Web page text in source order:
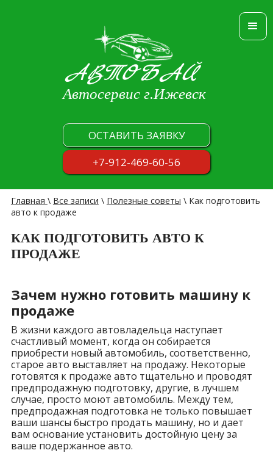
АВТОБАЙ
Автосервис г.Ижевск
ОСТАВИТЬ ЗАЯВКУ
+7-912-469-60-56
Главная \ Все записи \ Полезные советы \ Как подготовить
авто к продаже
КАК ПОДГОТОВИТЬ АВТО К
ПРОДАЖЕ
Зачем нужно готовить машину к
продаже
В жизни каждого автовладельца наступает
счастливый момент, когда он собирается
приобрести новый автомобиль, соответственно,
старое авто выставляет на продажу. Некоторые
готовятся к продаже авто тщательно и проводят
предпродажную подготовку, другие, в лучшем
случае, просто моют автомобиль. Между тем,
предпродажная подготовка не только повышает
ваши шансы быстро продать машину, но и дает
вам основание установить достойную цену за
ваше подержанное авто.